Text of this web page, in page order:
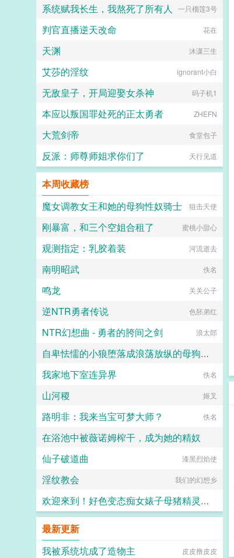
之前，郁淼每天都在数着日子等着复
世界的人。但是易璟太可爱了。她是
疯对她强取豪夺，也不会利用信息素
不作声地带她绕开所有的剧情点。因
有一个能来到她的面前。郁淼爱易
她到最后都会弹开，即使她说她愿
掉了抑制剂，处理掉了一直在烦她的
璟，我难受。帮帮我1始终1v12超听
话小狗攻amp主人级别涩涩的诱受3
女a无挂件2023725文案已截图备
份。...
飞鱼丸子喵
系统赋我长生，我熬死了所有人 一只榴莲3号
判官直播逆天改命 花在
天渊 沐潇三生
艾莎的淫纹 ignorant小白
无敌皇子，开局迎娶女杀神 码子机1
本应以叛国罪处死的正太勇者 ZHEFN
大荒剑帝 食堂包子
反派：师尊师姐求你们了 天行见道
本周收藏榜
魔女调教女王和她的母狗性奴骑士
狙击天使
刚暴富，和三个空姐合租了 蜜桃小甜心
观测指定：乳胶着装 河流逝去
南明昭武 佚名
鸣龙 关关公子
逆NTR勇者传说 色胚弟红
NTR幻想曲 - 勇者的胯间之剑 浪太郎
自卑怯懦的小狼堕落成浪荡放纵的母狗一共需要多久？用快感洗刷掉一切自我和人格吧～
竹子
我家地下室连异界 佚名
山河稷 姬叉
路明非：我来当宝可梦大师？ 佚名
在浴池中被薇诺姆榨干，成为她的精奴
飞鱼丸子喵
仙子破道曲 漆黑烈焰使
淫纹教会 我们的幻想乡
欢迎來到！好色变态痴女婊子母猪精灵的森林
最新更新
我被系统坑成了造物主
皮皮撸皮皮